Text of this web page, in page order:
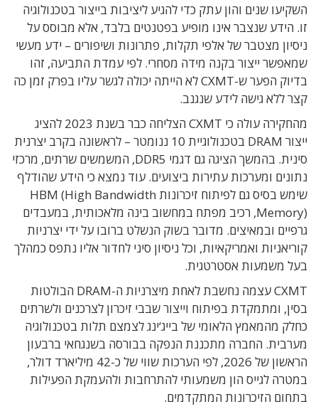
השקיעו שנים והון עתק כדי להגיע ליציבות בייצור בטכנולוגיה
זו. הידע שנצבר אינו מופיע בפטנטים בלבד, אלא מבוסס על
ניסיון מצטבר של אלפי תקלות, פתרונות ושיפורים – ידע מעשי
שמאפשר ייצור בקנה מידה מסחרי. לפי עמדת התביעה, זהו
בדיוק הפער ש-CXMT לא הייתה יכולה לגשר עליו בפרק זמן כה
קצר ללא גישה לידע שנגנב.
מהחקירה עולה כי CXMT הצליחה כבר בשנת 2023 להציג
ייצור DRAM בטכנולוגיית 10 ננומטר – לראשונה בקרב יצרנית
סינית. בהמשך הציגה גם דגמי DDR5, המשמשים שרתים, מרכזי
נתונים ומערכות עתירות ביצועים. עוד נמצא כי הידע שהודלף
שימש בסיס גם לפיתוח זיכרונות HBM (High Bandwidth
Memory), רכיב מפתח במחשוב בינה מלאכותית, במעבדים
גרפיים ובמאיצים. מדובר בשוק הנשלט ברובו על ידי יצרניות
קוריאניות ואמריקאיות, וכל ניסיון סיני לחדור אליו נתפס כמהלך
בעל משמעות אסטרטגית.
CXMT עצמה נחשבת לאחת מיצרניות ה-DRAM הבולטות
בסין, ומתמקדת בפיתוח וייצור שבבי זיכרון לצרכנים ולשרתים
כחלק מהמאמץ הלאומי של בייג‘ינג לצמצם תלות בטכנולוגיה
מערבית. החברה מתכננת הנפקה בבורסה בשנגחאי ברבעון
הראשון של 2026, לפי הערכות שווי של כ-42 מיליארד דולר,
במטרה לגייס הון משמעותי להתרחבות ולהעמקת הפעילות
בתחום הזיכרונות המתקדמים.